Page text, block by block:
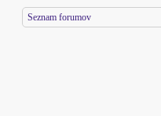
Seznam forumov